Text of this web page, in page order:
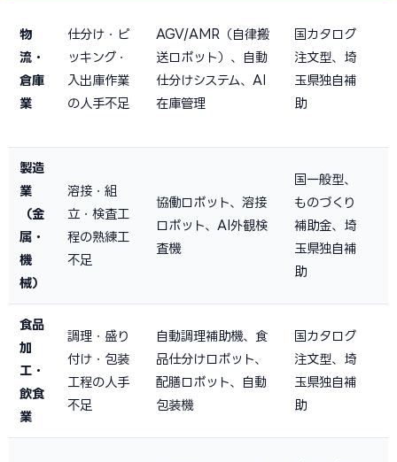
物
流・
倉庫
業
仕分け・ピ
ッキング・
入出庫作業
の人手不足
AGV/AMR（自律搬
送ロボット）、自動
仕分けシステム、AI
在庫管理
国カタログ
注文型、埼
玉県独自補
助
製造
業
（金
属・
機
械）
溶接・組
立・検査工
程の熟練工
不足
協働ロボット、溶接
ロボット、AI外観検
査機
国一般型、
ものづくり
補助金、埼
玉県独自補
助
食品
加
工・
飲食
業
調理・盛り
付け・包装
工程の人手
不足
自動調理補助機、食
品仕分けロボット、
配膳ロボット、自動
包装機
国カタログ
注文型、埼
玉県独自補
助